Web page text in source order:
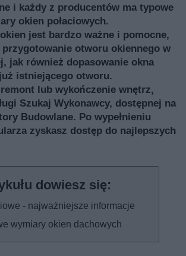
i każdy z producentów ma typowe
okien połaciowych.
jest bardzo ważne i pomocne,
przygotowanie otworu okiennego w
jak również dopasowanie okna
istniejącego otworu.
lub wykończenie wnętrz,
Szukaj Wykonawcy, dostępnej na
Budowlane. Po wypełnieniu
zyskasz dostęp do najlepszych
- najważniejsze informacje
wymiary okien dachowych